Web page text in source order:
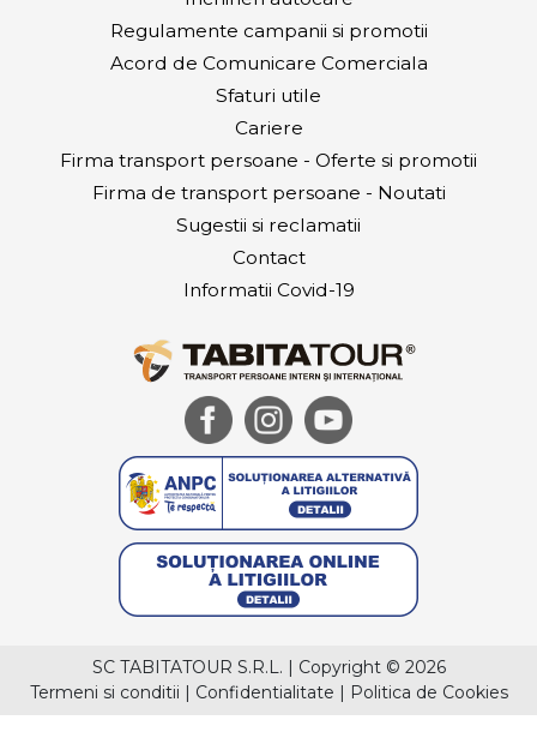
Regulamente campanii si promotii
Acord de Comunicare Comerciala
Sfaturi utile
Cariere
Firma transport persoane - Oferte si promotii
Firma de transport persoane - Noutati
Sugestii si reclamatii
Contact
Informatii Covid-19
SC TABITATOUR S.R.L. | Copyright © 2026
Termeni si conditii | Confidentialitate | Politica de Cookies